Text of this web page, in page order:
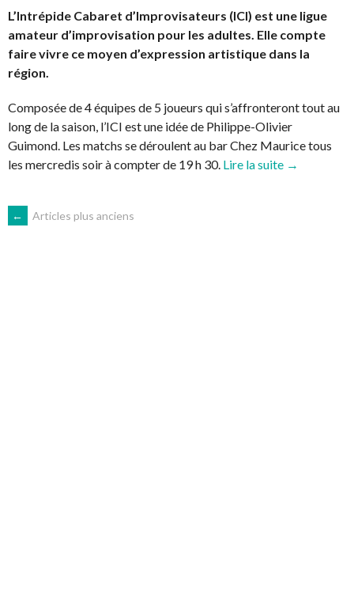
L’Intrépide Cabaret d’Improvisateurs (ICI) est une ligue
amateur d’improvisation pour les adultes. Elle compte
faire vivre ce moyen d’expression artistique dans la
région.
Composée de 4 équipes de 5 joueurs qui s’affronteront tout au
long de la saison, l’ICI est une idée de Philippe-Olivier
Guimond. Les matchs se déroulent au bar Chez Maurice tous
les mercredis soir à compter de 19 h 30. Lire la suite «
→
NAVIGATION
← Articles plus anciens